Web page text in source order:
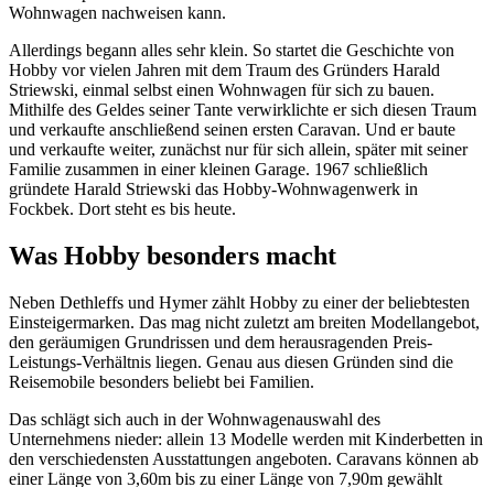
Wohnwagen nachweisen kann.
Allerdings begann alles sehr klein. So startet die Geschichte von
Hobby vor vielen Jahren mit dem Traum des Gründers Harald
Striewski, einmal selbst einen Wohnwagen für sich zu bauen.
Mithilfe des Geldes seiner Tante verwirklichte er sich diesen Traum
und verkaufte anschließend seinen ersten Caravan. Und er baute
und verkaufte weiter, zunächst nur für sich allein, später mit seiner
Familie zusammen in einer kleinen Garage. 1967 schließlich
gründete Harald Striewski das Hobby-Wohnwagenwerk in
Fockbek. Dort steht es bis heute.
Was Hobby besonders macht
Neben Dethleffs und Hymer zählt Hobby zu einer der beliebtesten
Einsteigermarken. Das mag nicht zuletzt am breiten Modellangebot,
den geräumigen Grundrissen und dem herausragenden Preis-
Leistungs-Verhältnis liegen. Genau aus diesen Gründen sind die
Reisemobile besonders beliebt bei Familien.
Das schlägt sich auch in der Wohnwagenauswahl des
Unternehmens nieder: allein 13 Modelle werden mit Kinderbetten in
den verschiedensten Ausstattungen angeboten. Caravans können ab
einer Länge von 3,60m bis zu einer Länge von 7,90m gewählt